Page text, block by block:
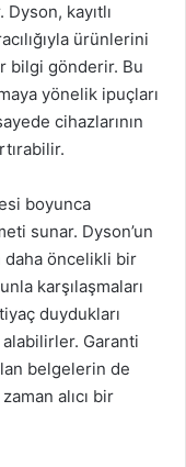
kayıtlı
ürünlerini
bilgi gönderir. Bu
yönelik ipuçları
cihazlarının
boyunca
sunar. Dyson’un
daha öncelikli bir
karşılaşmaları
duydukları
Garanti
belgelerin de
alıcı bir